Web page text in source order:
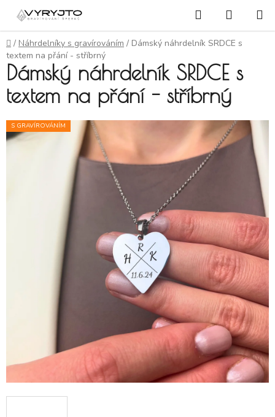
Přejít na obsah Hledat
Domů
/ Náhrdelníky s gravírováním / Dámský náhrdelník SRDCE s
textem na přání - stříbrný
Dámský náhrdelník SRDCE s
textem na přání - stříbrný
S GRAVÍROVÁNÍM